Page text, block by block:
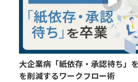
大企業病「紙依存・承認待ち」
を削減するワークフロー術